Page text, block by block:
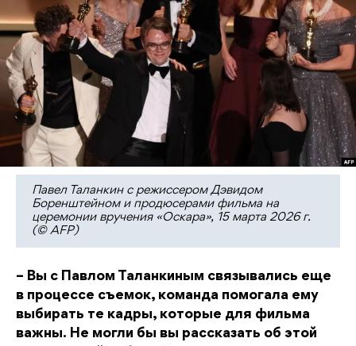
Павел Таланкин с режиссером Дэвидом
Боренштейном и продюсерами фильма на
церемонии вручения «Оскара», 15 марта 2026 г.
(© AFP)
– Вы с Павлом Таланкиным связывались еще
в процессе съемок, команда помогала ему
выбирать те кадры, которые для фильма
важны. Не могли бы вы рассказать об этой